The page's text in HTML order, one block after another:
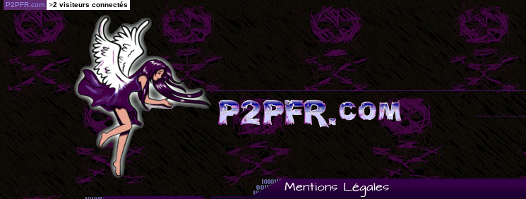
Mentions Légales
P2PFR.com >2 visiteurs connectés